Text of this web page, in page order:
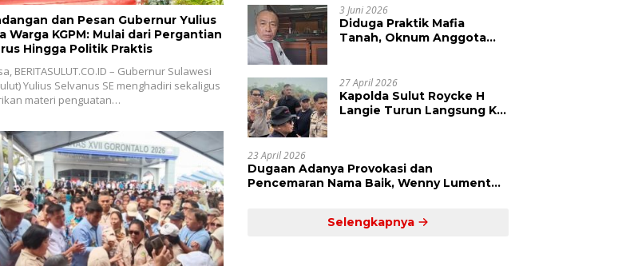
dan Pesan Gubernur Yulius
Warga KGPM: Mulai dari Pergantian
Hingga Politik Praktis
BERITASULUT.CO.ID – Gubernur Sulawesi
Yulius Selvanus SE menghadiri sekaligus
materi penguatan…
Atas Putusan PN Tondano
3 Juni 2026
Diduga Praktik Mafia
Tanah, Oknum Anggota
27 April 2026
Kapolda Sulut Roycke H
Langie Turun Langsung Ke
23 April 2026
Dugaan Adanya Provokasi dan
Pencemaran Nama Baik, Wenny Lumentut
Selengkapnya